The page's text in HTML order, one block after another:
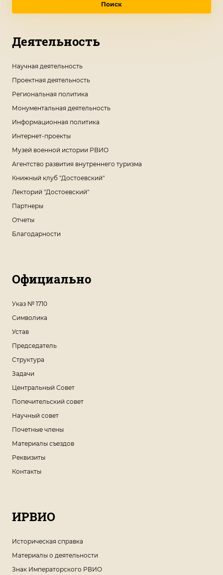
Поиск
Деятельность
Научная деятельность
Проектная деятельность
Региональная политика
Монументальная деятельность
Информационная политика
Интернет-проекты
Музей военной истории РВИО
Агентство развития внутреннего туризма
Книжный клуб "Достоевский"
Лекторий "Достоевский"
Партнеры
Отчеты
Благодарности
Официально
Указ № 1710
Символика
Устав
Председатель
Структура
Задачи
Центральный Совет
Попечительский совет
Научный совет
Почетные члены
Материалы съездов
Реквизиты
Контакты
ИРВИО
Историческая справка
Материалы о деятельности
Знак Императорского РВИО